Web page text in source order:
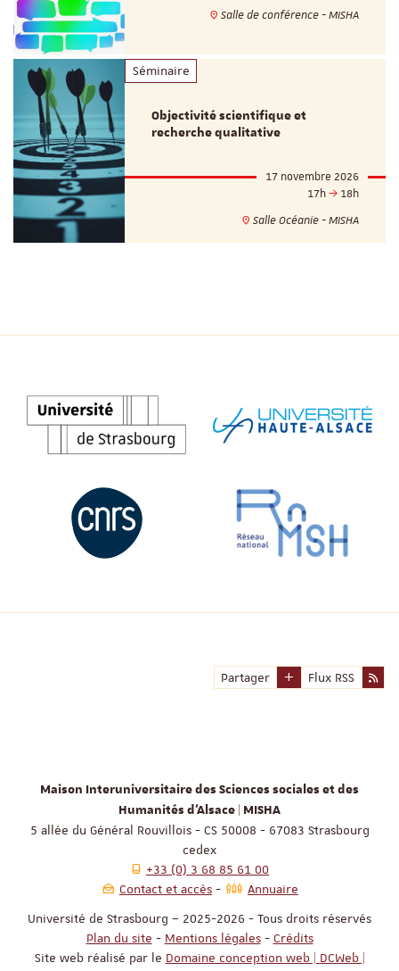
Salle de conférence - MISHA
Séminaire
Objectivité scientifique et
recherche qualitative
17 novembre 2026
17h
18h
Salle Océanie - MISHA
Partager Flux RSS
Maison Interuniversitaire des Sciences sociales et des
Humanités d'Alsace | MISHA
5 allée du Général Rouvillois - CS 50008 - 67083 Strasbourg
cedex
+33 (0) 3 68 85 61 00
Contact et accès
Annuaire
Université de Strasbourg – 2025-2026 - Tous droits réservés
Plan du site - Mentions légales- Crédits
Site web réalisé par le Domaine conception web | DCWeb |